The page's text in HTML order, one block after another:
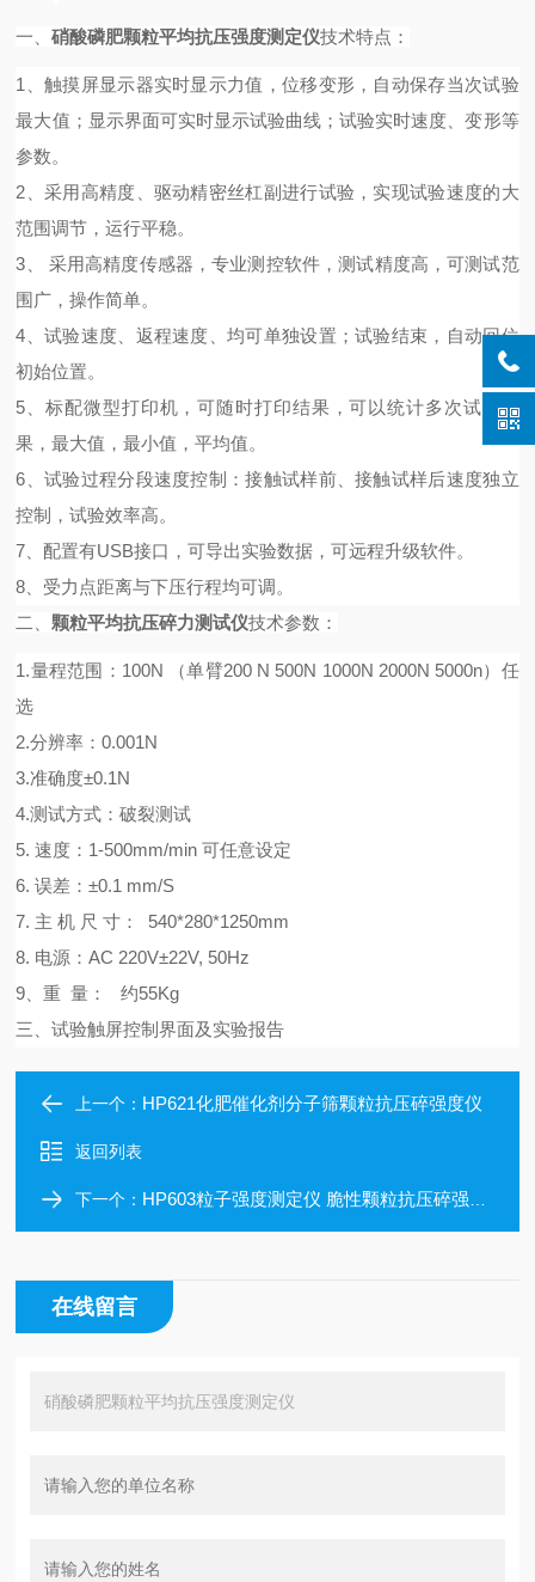
一、硝酸磷肥颗粒平均抗压强度测定仪技术特点：
1、触摸屏显示器实时显示力值，位移变形，自动保存当次试验
最大值；显示界面可实时显示试验曲线；试验实时速度、变形等
参数。
2、采用高精度、驱动精密丝杠副进行试验，实现试验速度的大
范围调节，运行平稳。
3、 采用高精度传感器，专业测控软件，测试精度高，可测试范
围广，操作简单。
4、试验速度、返程速度、均可单独设置；试验结束，自动回位
初始位置。
5、标配微型打印机，可随时打印结果，可以统计多次试验结
果，最大值，最小值，平均值。
6、试验过程分段速度控制：接触试样前、接触试样后速度独立
控制，试验效率高。
7、配置有USB接口，可导出实验数据，可远程升级软件。
8、 受力点距离与下压行程均可调。
二、颗粒平均抗压碎力测试仪技术参数：
1.量程范围： 100N （单臂200 N 500N 1000N 2000N 5000n） 任
选
2.分辨率：0.001N
3.准确度±0.1N
4.测试方式：破裂测试
5. 速度：1-500mm/min 可任意设定
6. 误差：±0.1 mm/S
7. 主 机 尺 寸： 540*280*1250mm
8. 电源：AC 220V±22V, 50Hz
9、重 量： 约55Kg
三、试验触屏控制界面及实验报告
上一个： HP621化肥催化剂分子筛颗粒抗压碎强度仪
返回列表
下一个： HP603粒子强度测定仪 脆性颗粒抗压碎强度仪
在线留言